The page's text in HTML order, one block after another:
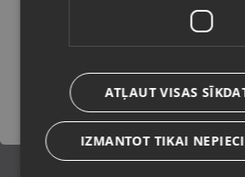
Stāvoklis Jauns (Garantija 24 mēneši)
65.00
2.96€/mēn.
Saglabāt
ATĻAUT VISAS
IZMANTOT TIKAI